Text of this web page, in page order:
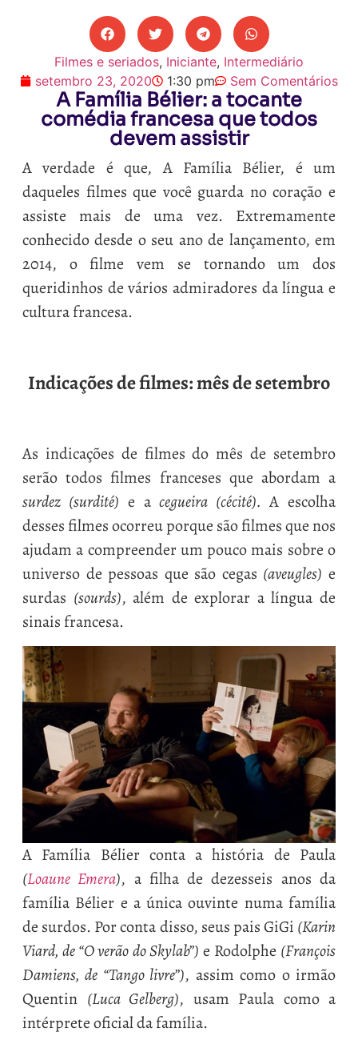
Filmes e seriados, Iniciante, Intermediário
setembro 23, 2020
1:30 pm Sem Comentários
A Família Bélier: a tocante
comédia francesa que todos
devem assistir
A verdade é que, A Família Bélier, é um
daqueles filmes que você guarda no coração e
assiste mais de uma vez. Extremamente
conhecido desde o seu ano de lançamento, em
2014, o filme vem se tornando um dos
queridinhos de vários admiradores da língua e
cultura francesa.
Indicações de filmes: mês de setembro
As indicações de filmes do mês de setembro
serão todos filmes franceses que abordam a
surdez (surdité) e acegueira (cécité).A escolha
desses filmes ocorreu porque são filmes que nos
ajudam a compreender um pouco mais sobre o
universo de pessoas que são cegas (aveugles) e
surdas (sourds), além de explorar a língua de
sinais francesa.
A Família Bélier conta a história de Paula
(Loaune Emera), a filha de dezesseis anos da
família Bélier e a única ouvinte numa família
de surdos. Por conta disso, seus pais GiGi (Karin
Viard, de “O verão do Skylab”) e Rodolphe (François
Damiens, de “Tango livre”), assim como o irmão
Quentin (Luca Gelberg), usam Paula como a
intérprete oficial da família.